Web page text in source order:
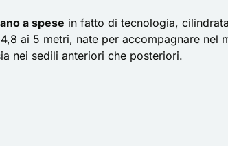
a spese in fatto di tecnologia,
ai 5 metri, nate per accompagnare nel
nei sedili anteriori che posteriori.